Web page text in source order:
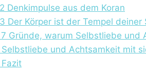
Denkimpulse aus dem Koran
Der Körper ist der Tempel deiner
7 Gründe, warum Selbstliebe und
Selbstliebe und Achtsamkeit mit
Fazit